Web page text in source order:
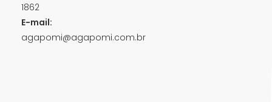
1862
E-mail:
agapomi@agapomi.com.br